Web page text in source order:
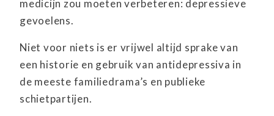
medicijn zou moeten verbeteren: depressieve
gevoelens.
Niet voor niets is er vrijwel altijd sprake van
een historie en gebruik van antidepressiva in
de meeste familiedrama’s en publieke
schietpartijen.